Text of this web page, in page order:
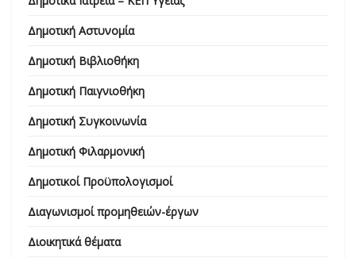
Δημοτική Αστυνομία
Δημοτική Βιβλιοθήκη
Δημοτική Παιγνιοθήκη
Δημοτική Συγκοινωνία
Δημοτική Φιλαρμονική
Δημοτικοί Προϋπολογισμοί
Διαγωνισμοί προμηθειών-έργων
Διοικητικά θέματα